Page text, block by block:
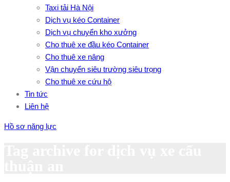
Taxi tải Hà Nội
Dịch vụ kéo Container
Dịch vụ chuyển kho xưởng
Cho thuê xe đầu kéo Container
Cho thuê xe nâng
Vận chuyển siêu trường siêu trọng
Cho thuê xe cứu hộ
Tin tức
Liên hệ
Hồ sơ năng lực